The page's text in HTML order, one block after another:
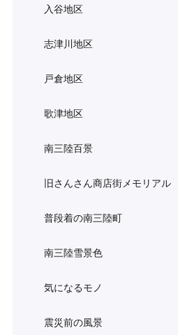
入谷地区
志津川地区
戸倉地区
歌津地区
南三陸百景
旧さんさん商店街メモリアル
普段着の南三陸町
南三陸雪景色
気になるモノ
震災前の風景